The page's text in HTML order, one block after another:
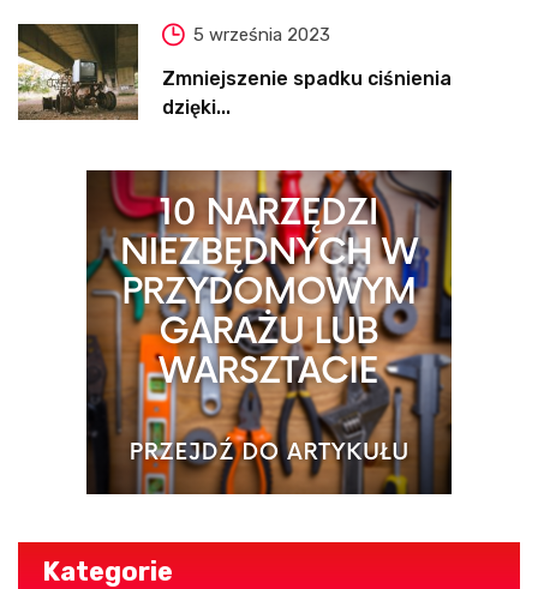
5 września 2023
Zmniejszenie spadku ciśnienia
dzięki...
Kategorie